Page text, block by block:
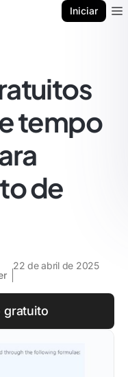
Iniciar
tempo
de
22 de abril de 2025
gratuito